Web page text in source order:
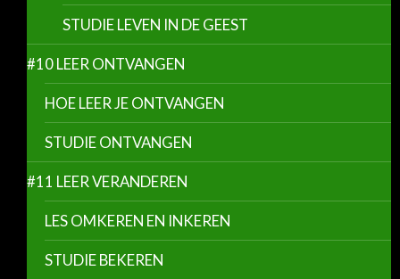
STUDIE LEVEN IN DE GEEST
#10 LEER ONTVANGEN
HOE LEER JE ONTVANGEN
STUDIE ONTVANGEN
#11 LEER VERANDEREN
LES OMKEREN EN INKEREN
STUDIE BEKEREN